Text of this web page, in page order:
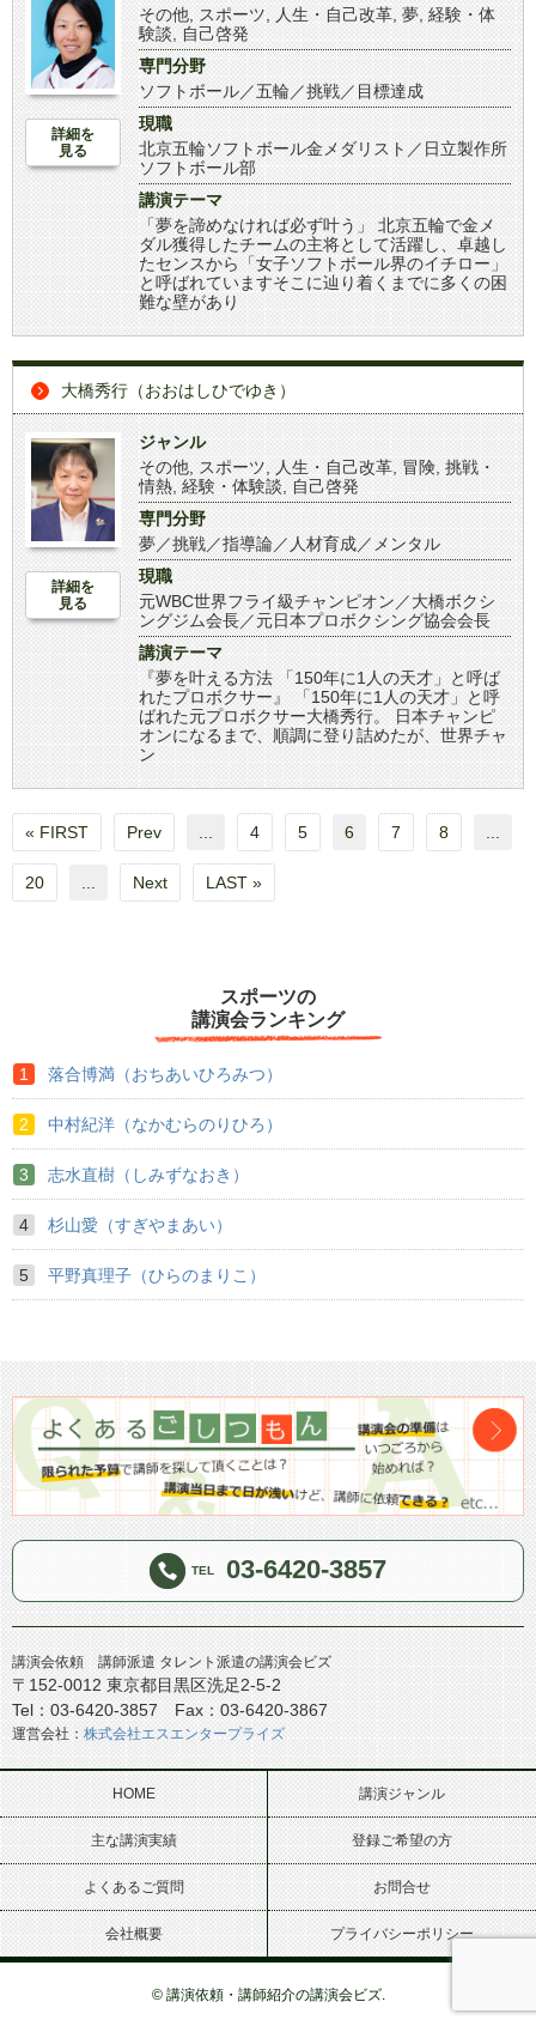
詳細を
見る
その他
スポーツ 人生・自己改革 夢 経験・体
験談
自己啓発
専門分野
ソフトボール／五輪／挑戦／目標達成
現職
北京五輪ソフトボール金メダリスト／日立製作所
ソフトボール部
講演テーマ
「夢を諦めなければ必ず叶う」 北京五輪で金メ
ダル獲得したチームの主将として活躍し、卓越し
たセンスから「女子ソフトボール界のイチロー」
と呼ばれていますそこに辿り着くまでに多くの困
難な壁があり
大橋秀行（おおはしひでゆき）
詳細を
見る
ジャンル
その他
スポーツ 人生・自己改革 冒険 挑戦・
情熱 経験・体験談
自己啓発
専門分野
夢／挑戦／指導論／人材育成／メンタル
現職
元WBC世界フライ級チャンピオン／大橋ボクシ
ングジム会長／元日本プロボクシング協会会長
講演テーマ
『夢を叶える方法 「150年に1人の天才」と呼ば
れたプロボクサー』 「150年に1人の天才」と呼
ばれた元プロボクサー大橋秀行。 日本チャンピ
オンになるまで、順調に登り詰めたが、世界チャ
ン
« FIRST Prev 4 5 6 7 8
20 Next LAST »
スポーツの
講演会ランキング
落合博満（おちあいひろみつ）
中村紀洋（なかむらのりひろ）
志水直樹（しみずなおき）
杉山愛（すぎやまあい）
平野真理子（ひらのまりこ）
TEL 03-6420-3857
講演会依頼 講師派遣 タレント派遣の講演会ビズ
〒152-0012 東京都目黒区洗足2-5-2
Tel：03-6420-3857 Fax：03-6420-3867
運営会社： 株式会社エスエンタープライズ
HOME 講演ジャンル
主な講演実績 登録ご希望の方
よくあるご質問 お問合せ
会社概要 プライバシーポリシー
© 講演依頼・講師紹介の講演会ビズ.